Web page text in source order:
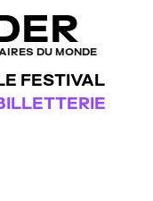
DU MONDE
FESTIVAL